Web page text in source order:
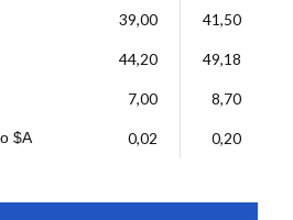
39,00 41,50
44,20 49,18
7,00 8,70
$A 0,02 0,20